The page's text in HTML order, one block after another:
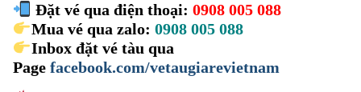
Đặt vé qua điện thoại: 0908 005 088
Mua vé qua zalo: 0908 005 088
Inbox đặt vé tàu qua
Page facebook.com/vetaugiarevietnam